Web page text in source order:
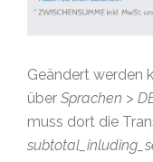
Geändert werden
über Sprachen >
muss dort die